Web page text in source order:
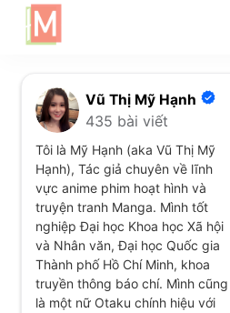
Vũ Thị Mỹ Hạnh
435 bài viết
Tôi là Mỹ Hạnh (aka Vũ Thị Mỹ
Hạnh), Tác giả chuyên về lĩnh
vực anime phim hoạt hình và
truyện tranh Manga. Mình tốt
nghiệp Đại học Khoa học Xã hội
và Nhân văn, Đại học Quốc gia
Thành phố Hồ Chí Minh, khoa
truyền thông báo chí. Mình cũng
là một nữ Otaku chính hiệu với